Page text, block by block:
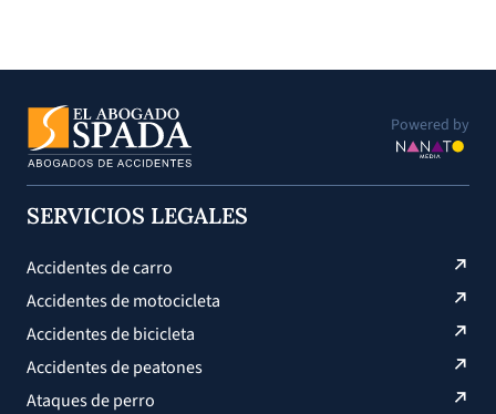
Powered by
SERVICIOS LEGALES
Accidentes de carro
Accidentes de motocicleta
Accidentes de bicicleta
Accidentes de peatones
Ataques de perro